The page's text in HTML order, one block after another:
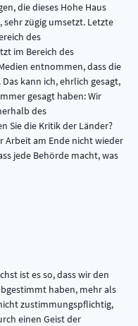
die dieses Hohe Haus
zügig umsetzt. Letzte
des
im Bereich des
entnommen, dass die
kann ich, ehrlich gesagt,
gesagt haben: Wir
des
Sie die Kritik der Länder?
Arbeit am Ende nicht wieder
jede Behörde macht, was
ist es so, dass wir den
haben, mehr als
zustimmungspflichtig,
einen Geist der